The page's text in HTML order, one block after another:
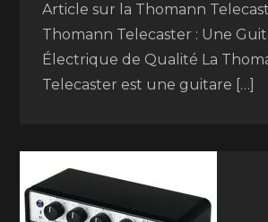
Article sur la Thomann
Thomann Telecaster : Une
Électrique de Qualité La
Telecaster est une guitare […]